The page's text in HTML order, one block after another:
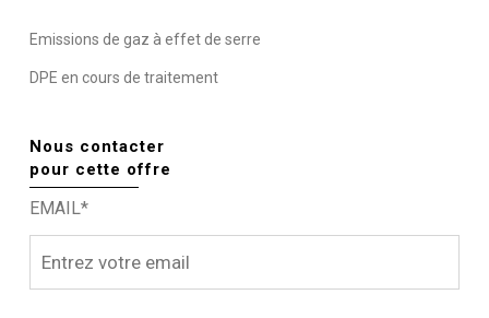
Emissions de gaz à effet de serre
DPE en cours de traitement
Nous contacter
pour cette offre
EMAIL*